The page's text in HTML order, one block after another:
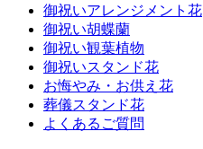
御祝いアレンジメント花
御祝い胡蝶蘭
御祝い観葉植物
御祝いスタンド花
お悔やみ・お供え花
葬儀スタンド花
よくあるご質問